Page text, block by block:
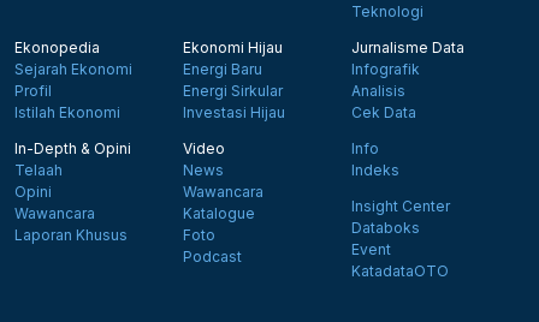
Teknologi
Ekonopedia
Sejarah Ekonomi
Profil
Istilah Ekonomi
Ekonomi Hijau
Energi Baru
Energi Sirkular
Investasi Hijau
Jurnalisme Data
Infografik
Analisis
Cek Data
In-Depth & Opini
Telaah
Opini
Wawancara
Laporan Khusus
Video
News
Wawancara
Katalogue
Foto
Podcast
Info
Indeks
Insight Center
Databoks
Event
KatadataOTO